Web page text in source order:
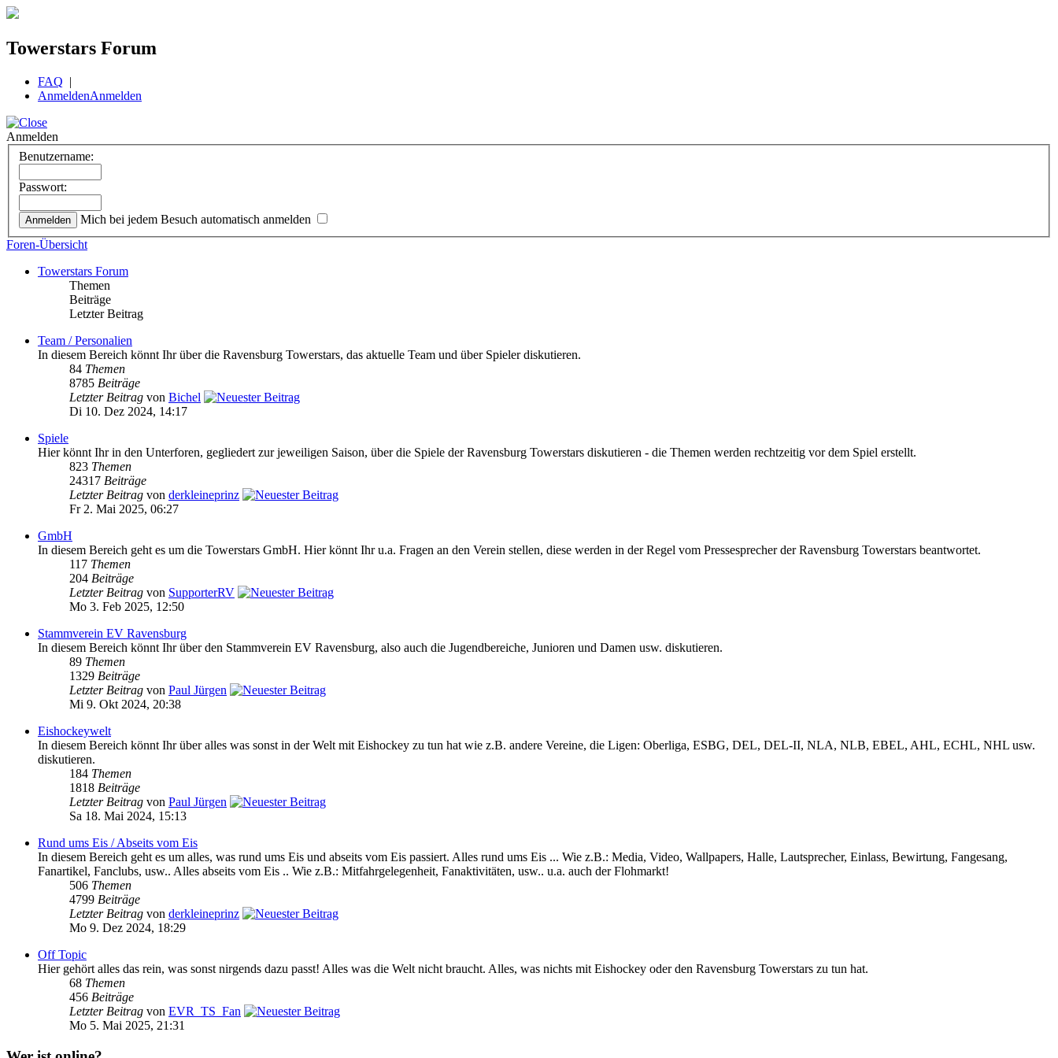
Towerstars Forum
FAQ |
AnmeldenAnmelden
Anmelden
Benutzername:
Passwort:
Mich bei jedem Besuch automatisch anmelden
Foren-Übersicht
Towerstars Forum
Themen
Beiträge
Letzter Beitrag
Team / Personalien
In diesem Bereich könnt Ihr über die Ravensburg Towerstars, das aktuelle Team und über Spieler diskutieren.
84 Themen
8785 Beiträge
Letzter Beitrag von Bichel
Di 10. Dez 2024, 14:17
Spiele
Hier könnt Ihr in den Unterforen, gegliedert zur jeweiligen Saison, über die Spiele der Ravensburg Towerstars diskutieren - die Themen werden rechtzeitig vor dem Spiel erstellt.
823 Themen
24317 Beiträge
Letzter Beitrag von derkleineprinz
Fr 2. Mai 2025, 06:27
GmbH
In diesem Bereich geht es um die Towerstars GmbH. Hier könnt Ihr u.a. Fragen an den Verein stellen, diese werden in der Regel vom Pressesprecher der Ravensburg Towerstars beantwortet.
117 Themen
204 Beiträge
Letzter Beitrag von SupporterRV
Mo 3. Feb 2025, 12:50
Stammverein EV Ravensburg
In diesem Bereich könnt Ihr über den Stammverein EV Ravensburg, also auch die Jugendbereiche, Junioren und Damen usw. diskutieren.
89 Themen
1329 Beiträge
Letzter Beitrag von Paul Jürgen
Mi 9. Okt 2024, 20:38
Eishockeywelt
In diesem Bereich könnt Ihr über alles was sonst in der Welt mit Eishockey zu tun hat wie z.B. andere Vereine, die Ligen: Oberliga, ESBG, DEL, DEL-II, NLA, NLB, EBEL, AHL, ECHL, NHL usw.
diskutieren.
184 Themen
1818 Beiträge
Letzter Beitrag von Paul Jürgen
Sa 18. Mai 2024, 15:13
Rund ums Eis / Abseits vom Eis
In diesem Bereich geht es um alles, was rund ums Eis und abseits vom Eis passiert. Alles rund ums Eis ... Wie z.B.: Media, Video, Wallpapers, Halle, Lautsprecher, Einlass, Bewirtung, Fangesang,
Fanartikel, Fanclubs, usw.. Alles abseits vom Eis .. Wie z.B.: Mitfahrgelegenheit, Fanaktivitäten, usw.. u.a. auch der Flohmarkt!
506 Themen
4799 Beiträge
Letzter Beitrag von derkleineprinz
Mo 9. Dez 2024, 18:29
Off Topic
Hier gehört alles das rein, was sonst nirgends dazu passt! Alles was die Welt nicht braucht. Alles, was nichts mit Eishockey oder den Ravensburg Towerstars zu tun hat.
68 Themen
456 Beiträge
Letzter Beitrag von EVR_TS_Fan
Mo 5. Mai 2025, 21:31